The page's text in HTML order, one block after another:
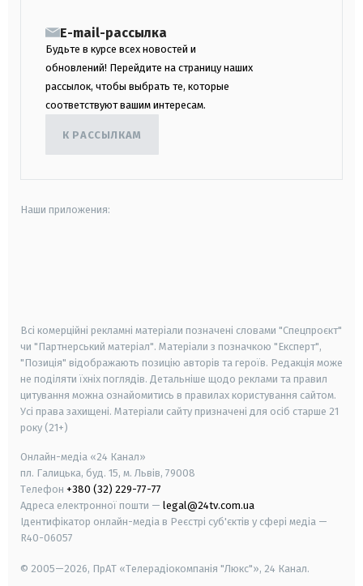
E-mail-рассылка
Будьте в курсе всех новостей и
обновлений! Перейдите на страницу наших
рассылок, чтобы выбрать те, которые
соответствуют вашим интересам.
К РАССЫЛКАМ
Наши приложения:
Всі комерційні рекламні матеріали позначені словами "Спецпроєкт"
чи "Партнерський матеріал". Матеріали з позначкою "Експерт",
"Позиція" відображають позицію авторів та героїв. Редакція може
не поділяти їхніх поглядів. Детальніше щодо реклами та правил
цитування можна ознайомитись в правилах користування сайтом.
Усі права захищені. Матеріали сайту призначені для осіб старше 21
року (21+)
Онлайн-медіа «24 Канал»
пл. Галицька, буд. 15, м. Львів, 79008
Телефон +380 (32) 229-77-77
Адреса електронної пошти — legal@24tv.com.ua
Ідентифікатор онлайн-медіа в Реєстрі суб'єктів у сфері медіа —
R40-06057
© 2005—2026, ПрАТ «Телерадіокомпанія "Люкс"», 24 Канал.